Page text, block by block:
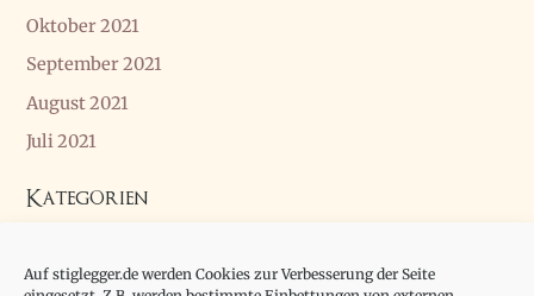
Auf stiglegger.de werden Cookies zur Verbesserung der Seite
Oktober 2021
September 2021
August 2021
Juli 2021
Kategorien